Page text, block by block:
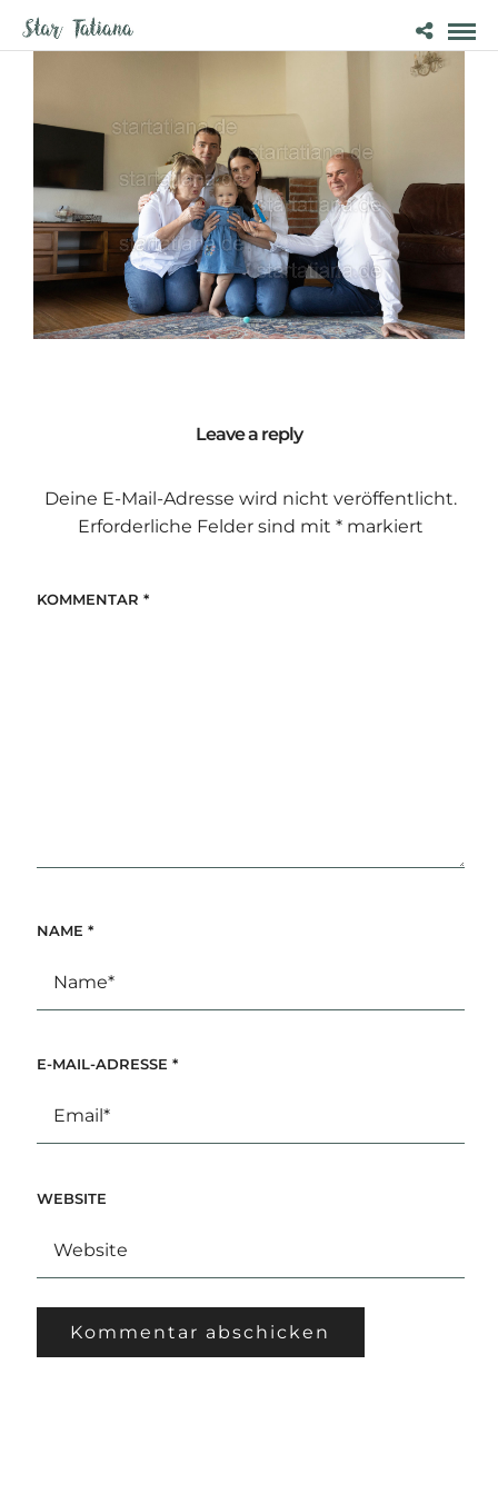
Leave a reply
Deine E-Mail-Adresse wird nicht veröffentlicht.
Erforderliche Felder sind mit *markiert
KOMMENTAR *
NAME *
E-MAIL-ADRESSE *
WEBSITE